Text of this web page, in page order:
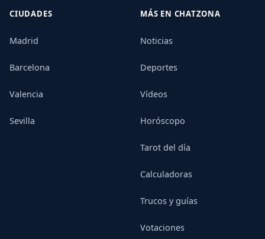
CIUDADES
Madrid
Barcelona
Valencia
Sevilla
MÁS EN CHATZONA
Noticias
Deportes
Vídeos
Horóscopo
Tarot del día
Calculadoras
Trucos y guías
Votaciones